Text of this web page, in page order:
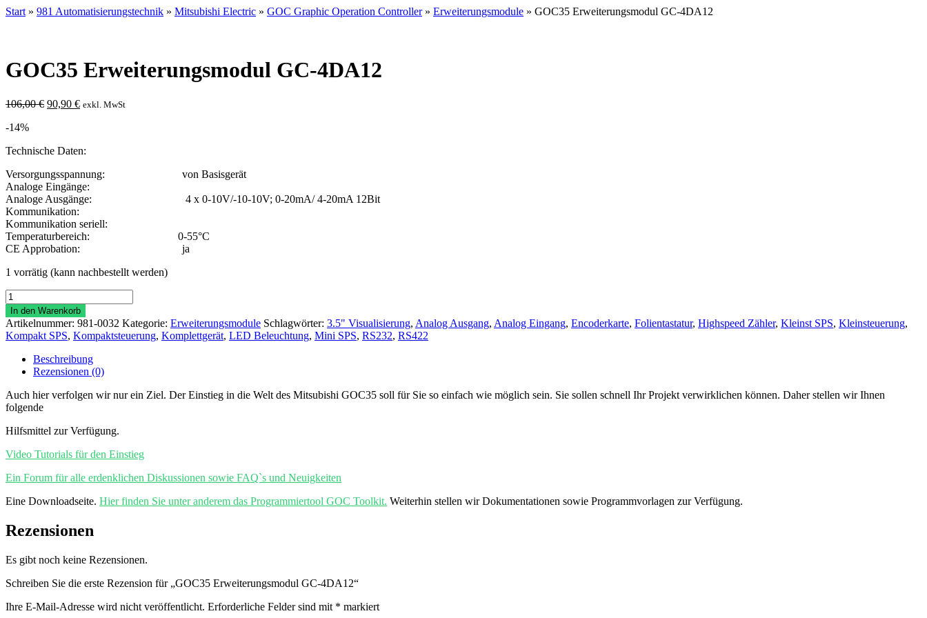
Start » 981 Automatisierungstechnik » Mitsubishi Electric » GOC Graphic Operation Controller» Erweiterungsmodule » GOC35 Erweiterungsmodul GC-4DA12
GOC35 Erweiterungsmodul GC-4DA12
106,00€ Ursprünglicher
90,90 €Aktueller
exkl. MwSt
-14%
Technische Daten:
Versorgungsspannung: von Basisgerät
Analoge Eingänge:
Analoge Ausgänge: 4 x 0-10V/-10-10V; 0-20mA/ 4-20mA 12Bit
Kommunikation:
Kommunikation seriell:
Temperaturbereich: 0-55°C
CE Approbation: ja
1 vorrätig (kann nachbestellt werden)
GOC35
Erweiterungsmodul
GC-
4DA12
Menge
In den Warenkorb
Artikelnummer: 981-0032 Kategorie: Erweiterungsmodule Schlagwörter: 3.5" Visualisierung, Analog Ausgang, Analog Eingang, Encoderkarte, Folientastatur, Highspeed Zähler, Kleinst SPS, Kleinsteuerung,
Kompakt SPS, Kompaktsteuerung, Komplettgerät, LED Beleuchtung, Mini SPS, RS232, RS422
Beschreibung
Rezensionen (0)
Auch hier verfolgen wir nur ein Ziel. Der Einstieg in die Welt des Mitsubishi GOC35 soll für Sie so einfach wie möglich sein. Sie sollen schnell Ihr Projekt verwirklichen können. Daher stellen wir Ihnen
folgende
Hilfsmittel zur Verfügung.
Video Tutorials für den Einstieg
Ein Forum für alle erdenklichen Diskussionen sowie FAQ`s und Neuigkeiten
Eine Downloadseite. Hier finden Sie unter anderem das Programmiertool GOC Toolkit. Weiterhin stellen wir Dokumentationen sowie Programmvorlagen zur Verfügung.
Rezensionen
Es gibt noch keine Rezensionen.
Schreiben Sie die erste Rezension für „GOC35 Erweiterungsmodul GC-4DA12“
Ihre E-Mail-Adresse wird nicht veröffentlicht. Erforderliche Felder sind mit * markiert